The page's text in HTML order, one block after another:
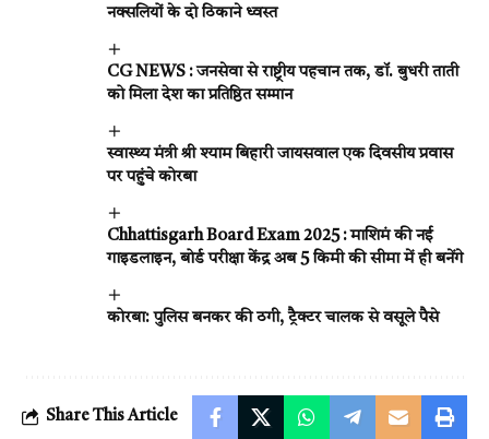
नक्सलियों के दो ठिकाने ध्वस्त
CG NEWS : जनसेवा से राष्ट्रीय पहचान तक, डॉ. बुधरी ताती
को मिला देश का प्रतिष्ठित सम्मान
स्वास्थ्य मंत्री श्री श्याम बिहारी जायसवाल एक दिवसीय प्रवास
पर पहुंचे कोरबा
Chhattisgarh Board Exam 2025 : माशिमं की नई
गाइडलाइन, बोर्ड परीक्षा केंद्र अब 5 किमी की सीमा में ही बनेंगे
कोरबा: पुलिस बनकर की ठगी, ट्रैक्टर चालक से वसूले पैसे
Share This Article